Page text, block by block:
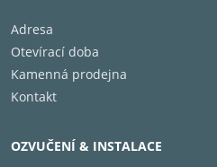
Adresa
Otevírací doba
Kamenná prodejna
Kontakt
OZVUČENÍ & INSTALACE